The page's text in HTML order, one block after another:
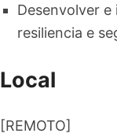
Desenvolver
resiliencia e
Local
[REMOTO]